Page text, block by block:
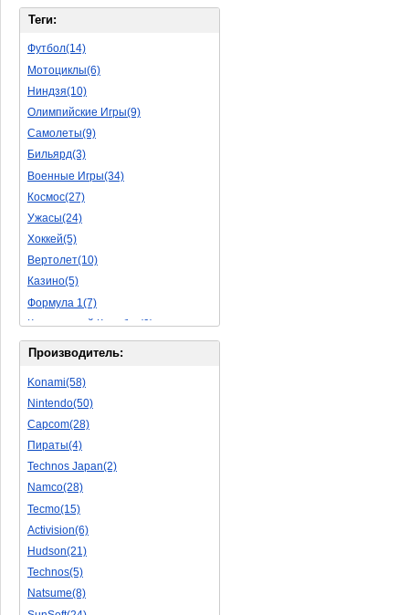
Симуляторы Жизни(40)
Логические Игры(18)
Азартные(15)
Ролевые Игры(62)
Боевик(8)
Головоломка(5)
Rpg(3)
Пошаговые Игры(15)
Пазлы(56)
Исторические(16)
Обучающие(5)
Теги:
Футбол(14)
Мотоциклы(6)
Ниндзя(10)
Олимпийские Игры(9)
Самолеты(9)
Бильярд(3)
Военные Игры(34)
Космос(27)
Ужасы(24)
Хоккей(5)
Вертолет(10)
Казино(5)
Формула 1(7)
Космический Корабль(9)
Баскетбол(10)
Мультфильм(20)
Роботы(15)
Дебильные(1)
2D(164)
На Русском Языке(11)
Бокс(6)
Карате(11)
Избей Их Всех(22)
Мотокросс(4)
Реслинг(10)
Подводная Лодка(2)
Производитель:
Konami(58)
Nintendo(50)
Capcom(28)
Пираты(4)
Technos Japan(2)
Namco(28)
Tecmo(15)
Activision(6)
Hudson(21)
Technos(5)
Natsume(8)